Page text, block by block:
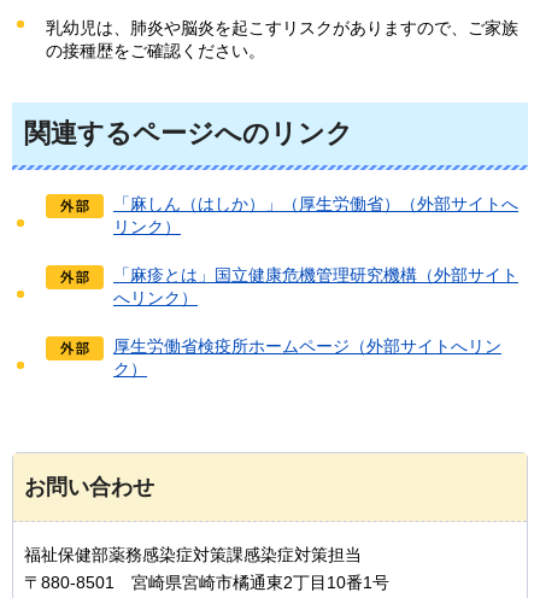
乳幼児は、肺炎や脳炎を起こすリスクがありますので、ご家族
の接種歴をご確認ください。
関連するページへのリンク
「麻しん（はしか）」（厚生労働省）（外部サイトへ
リンク）
「麻疹とは」国立健康危機管理研究機構（外部サイト
へリンク）
厚生労働省検疫所ホームページ（外部サイトへリン
ク）
お問い合わせ
福祉保健部薬務感染症対策課感染症対策担当
〒880-8501 宮崎県宮崎市橘通東2丁目10番1号